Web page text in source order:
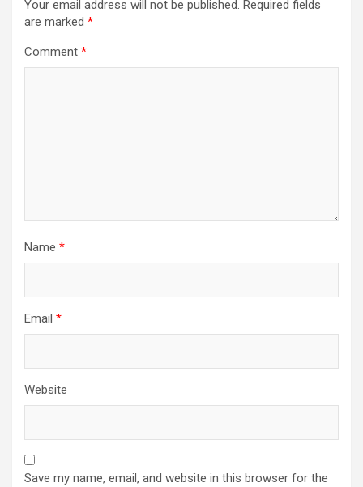
Your email address will not be published. Required fields
are marked *
Comment *
Name *
Email *
Website
Save my name, email, and website in this browser for the